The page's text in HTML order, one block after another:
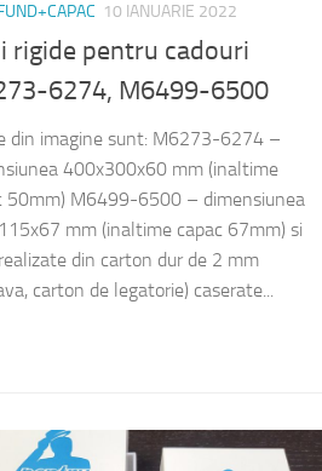
10 IANUARIE 2022
rigide pentru cadouri
6274, M6499-6500
din imagine sunt: M6273-6274 –
400x300x60 mm (inaltime
50mm) M6499-6500 – dimensiunea
mm (inaltime capac 67mm) si
din carton dur de 2 mm
carton de legatorie) caserate...